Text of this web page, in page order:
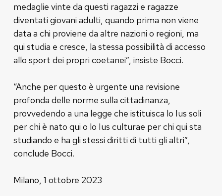
medaglie vinte da questi ragazzi e ragazze
diventati giovani adulti, quando prima non viene
data a chi proviene da altre nazioni o regioni, ma
qui studia e cresce, la stessa possibilità di accesso
allo sport dei propri coetanei”, insiste Bocci.
“Anche per questo è urgente una revisione
profonda delle norme sulla cittadinanza,
provvedendo a una legge che istituisca lo Ius soli
per chi è nato qui o lo Ius culturae per chi qui sta
studiando e ha gli stessi diritti di tutti gli altri”,
conclude Bocci.
Milano, 1 ottobre 2023